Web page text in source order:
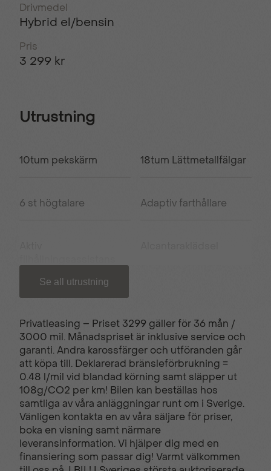
Drivmedel
Hybrid el/bensin
Pris
3 299 kr
Utrustning
10tum pekskärm 18tum Lättmetallfälgar
6 st högtalare Adaptiv farthållare
Ambientbelysning
Apple carplay Autobroms
Avbländbar
innerbackspegel
Backkamera 180 °
Bältespåminnare bak Bältespåminnare fram
Se all utrustning
Privatleasing – Priset 3299 gäller för 36 mån /
3000 mil. Månadspriset är inklusive service och
garanti. Andra karossfärger och utföranden går
att köpa till. Deklarerad bränsleförbrukning =
0.48 l/mil vid blandad körning samt släpper ut
108g/CO2 per km! Bilen kan beställas hos
samtliga av våra anläggningar runt om i Sverige.
Vänligen kontakta en av våra säljare för priser,
boka en visning samt närmare
leveransinformation. Vi hjälper dig med en
finansiering som passar dig! Varmt välkommen